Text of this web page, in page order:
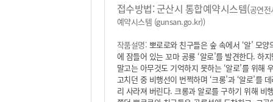
접수방법: 군산시 통합예약시스템(공연
예약시스템 (gunsan.go.kr))
작품설명: 뽀로로와 친구들은 숲 속에서 ‘알’ 모양
에 잠들어 있는 꼬마 공룡 ‘알로’를 발견한다. 하
말고는 아무것도 기억하지 못하는 ‘알로’를 위해
고치던 중 비행선이 번쩍하며 ‘크롱’과 ‘알로’를
리 사라져 버린다. 크롱과 알로를 구하기 위해 비